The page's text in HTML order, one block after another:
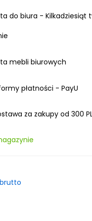
do biura - Kilkadziesiąt
mebli biurowych
płatności - PayU
za zakupy od 300
brutto